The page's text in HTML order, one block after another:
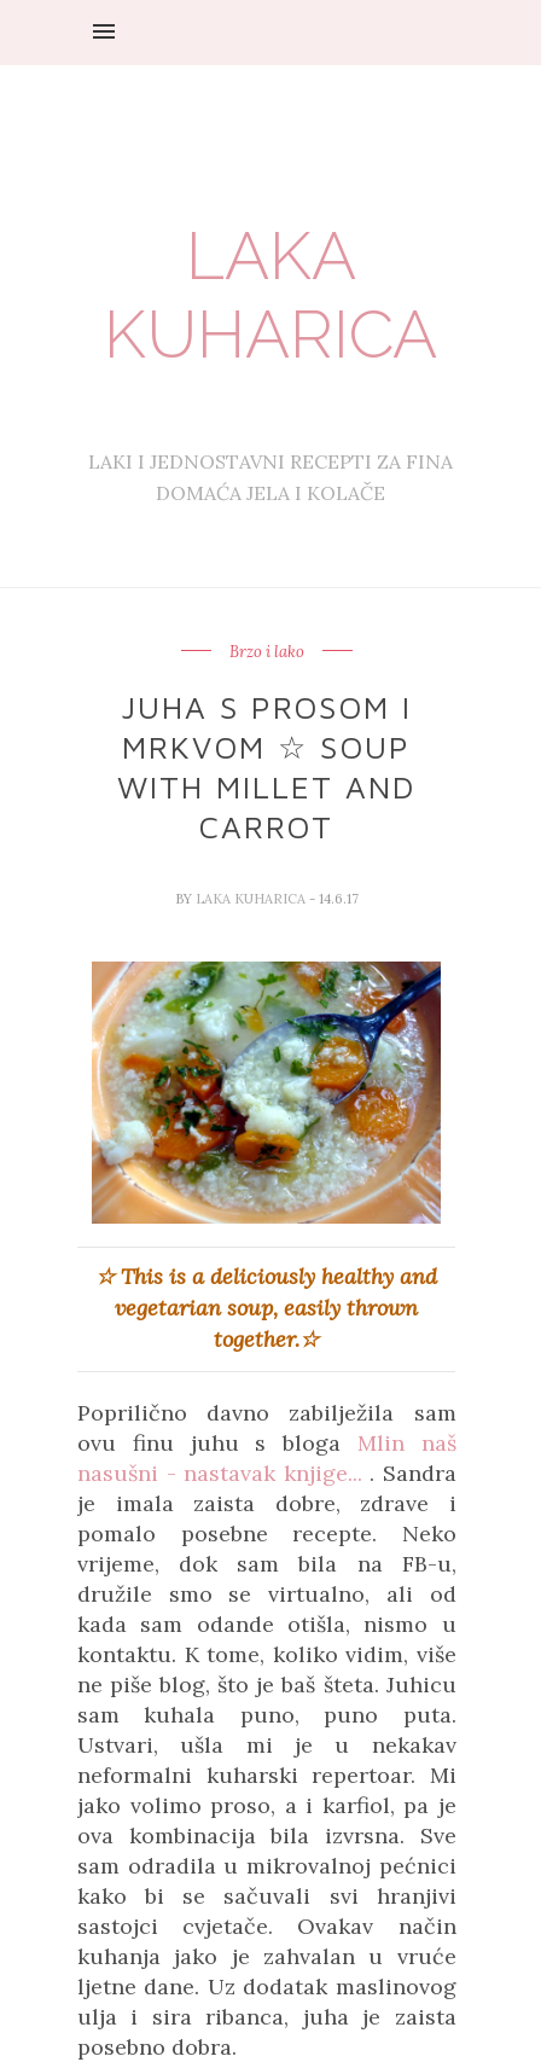
LAKA
KUHARICA
LAKI I JEDNOSTAVNI RECEPTI ZA FINA
DOMAĆA JELA I KOLAČE
Brzo i lako
JUHA S PROSOM I
MRKVOM ☆ SOUP
WITH MILLET AND
CARROT
BY LAKA KUHARICA - 14.6.17
☆ This is a deliciously healthy and
vegetarian soup, easily thrown
together.☆
Poprilično davno zabilježila sam
ovu finu juhu s bloga Mlin naš
nasušni - nastavak knjige... . Sandra
je imala zaista dobre, zdrave i
pomalo posebne recepte. Neko
vrijeme, dok sam bila na FB-u,
družile smo se virtualno, ali od
kada sam odande otišla, nismo u
kontaktu. K tome, koliko vidim, više
ne piše blog, što je baš šteta. Juhicu
sam kuhala puno, puno puta.
Ustvari, ušla mi je u nekakav
neformalni kuharski repertoar. Mi
jako volimo proso, a i karfiol, pa je
ova kombinacija bila izvrsna. Sve
sam odradila u mikrovalnoj pećnici
kako bi se sačuvali svi hranjivi
sastojci cvjetače. Ovakav način
kuhanja jako je zahvalan u vruće
ljetne dane. Uz dodatak maslinovog
ulja i sira ribanca, juha je zaista
posebno dobra.